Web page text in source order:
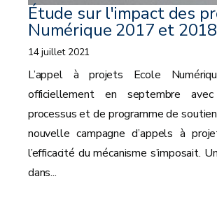
Étude sur l'impact des
Numérique 2017 et 2018
14 juillet 2021
L’appel à projets Ecole
officiellement en septembre
processus et de programme de
nouvelle campagne d’appels à
l’efficacité du mécanisme s’imposait.
dans...